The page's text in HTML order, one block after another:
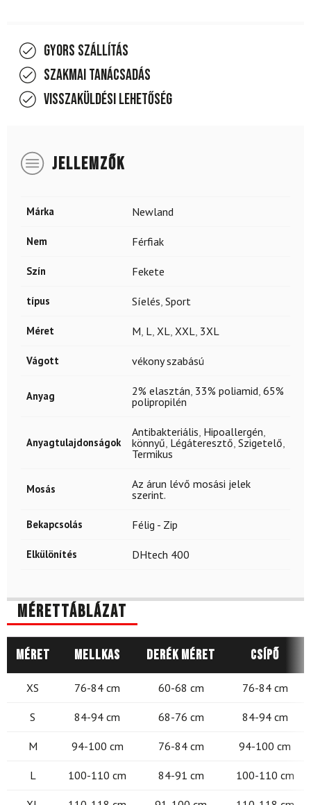
Gyors szállítás
Szakmai tanácsadás
Visszaküldési lehetőség
JELLEMZŐK
Márka Newland
Nem Férfiak
Szín Fekete
típus Síelés, Sport
Méret M, L, XL, XXL, 3XL
Vágott vékony szabású
Anyag 2% elasztán, 33% poliamid, 65%
polipropilén
Anyagtulajdonságok
Antibakteriális, Hipoallergén,
könnyű, Légáteresztő, Szigetelő,
Termikus
Mosás
Az árun lévő mosási jelek
szerint.
Bekapcsolás Félig - Zip
Elkülönítés DHtech 400
Mérettáblázat
Méret Mellkas Derék méret Csípő
XS 76-84 cm 60-68 cm 76-84 cm
S 84-94 cm 68-76 cm 84-94 cm
M 94-100 cm 76-84 cm 94-100 cm
L 100-110 cm 84-91 cm 100-110 cm